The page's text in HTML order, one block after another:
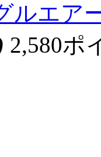
ルエア
2,580ポ